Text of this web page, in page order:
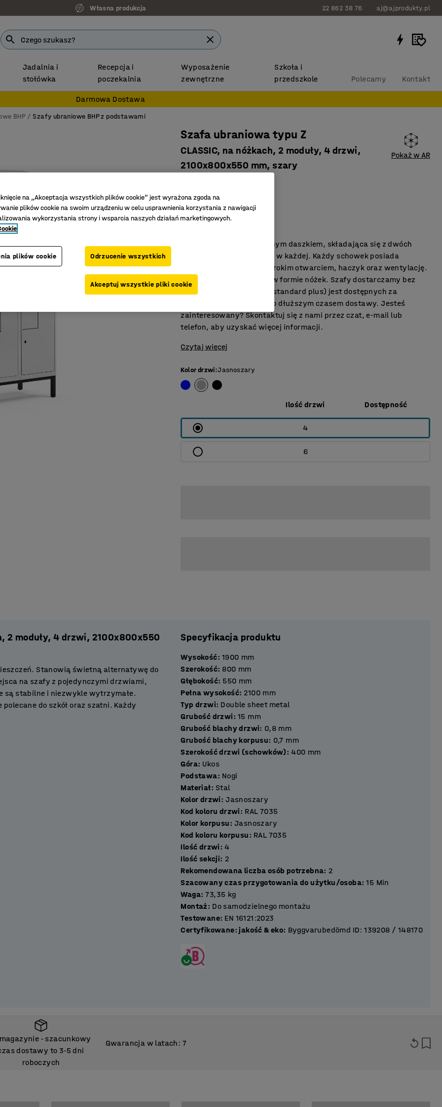
Własna produkcja 22 862 38 76 aj@ajprodukty.pl
Jadalnia i
stołówka
Recepcja i
poczekalnia
Wyposażenie
zewnętrzne
Szkoła i
przedszkole
Polecamy Kontakt
Darmowa Dostawa
BHP Szafy ubraniowe BHP z podstawami
Szafa ubraniowa typu Z
CLASSIC, na nóżkach, 2 moduły, 4 drzwi,
2100x800x550 mm, szary
Pokaż w AR
Skośny daszek
Dobra wentylacja
Oszczędność miejsca
Szafa na ubrania ze skośnym daszkiem, składająca się z dwóch
sekcji pod dwie przegrody w każdej. Każdy schowek posiada
zabezpieczenie przed szerokim otwarciem, haczyk oraz wentylację.
Szafa posiada podstawę w formie nóżek. Szafy dostarczamy bez
zamków.​ Więcej kolorów (standard plus) jest dostępnych za
dodatkową opłatą i z nieco dłuższym czasem dostawy. Jesteś
zainteresowany? Skontaktuj się z nami przez czat, e-mail lub
telefon, aby uzyskać więcej informacji.
Czytaj więcej
Kolor drzwi:Jasnoszary
Ilość drzwi Dostępność
4
6
2 moduły, 4 drzwi, 2100x800x550
Stanowią świetną alternatywę do
na szafy z pojedynczymi drzwiami,
są stabilne i niezwykle wytrzymałe.
do szkół oraz szatni. Każdy
proszkowym. Wykończenie to zapewnia
intensywne codzienne użytkowanie.
daszek zapobiega gromadzeniu się
przed szerokim otwarciem na ponad
z w pełni spawanej blachy stalowej
Specyfikacja produktu
Wysokość: 1900 mm
Szerokość: 800 mm
Głębokość: 550 mm
Pełna wysokość: 2100 mm
Typ drzwi: Double sheet metal
Grubość drzwi: 15 mm
Grubość blachy drzwi: 0,8 mm
Grubość blachy korpusu: 0,7 mm
Szerokość drzwi (schowków): 400 mm
Góra: Ukos
Podstawa: Nogi
Materiał: Stal
Kolor drzwi: Jasnoszary
Kod koloru drzwi: RAL 7035
Kolor korpusu: Jasnoszary
Kod koloru korpusu: RAL 7035
Ilość drzwi: 4
Ilość sekcji: 2
Rekomendowana liczba osób potrzebna: 2
Szacowany czas przygotowania do użytku/osoba: 15 Min
Waga: 73,35 kg
Montaż: Do samodzielnego montażu
Testowane: EN 16121:2023
Certyfikowane: jakość & eko: Byggvarubedömd ID: 139208 / 148170
‑szacunkowy
dostawy to 3‑5 dni
roboczych
Gwarancja w latach: 7
na „Akceptacja wszystkich plików cookie” jest wyrażona zgoda na
plików cookie na swoim urządzeniu w celu usprawnienia korzystania z nawigacji
wykorzystania strony i wsparcia naszych działań marketingowych.
plików cookie Odrzucenie wszystkich
Akceptuj wszystkie pliki cookie